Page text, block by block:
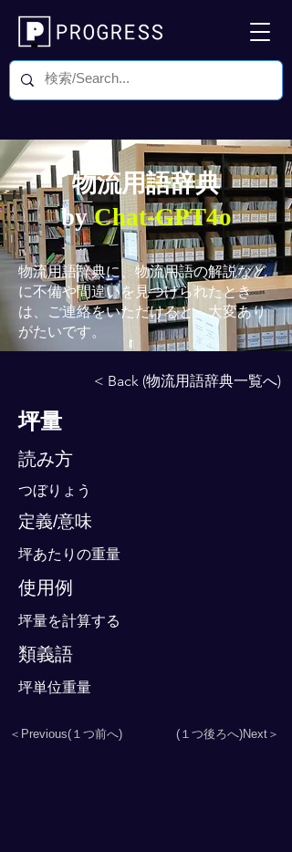
物流用語辞典
byChat-GPT4o
物流用語辞典に、物流用語の解説など
に不備や間違いを見つけられたとき
は、ご連絡をいただけると、大変あり
がたいです。
< Back (物流用語辞典一覧へ)
坪量
読み方
つぼりょう
定義/意味
坪あたりの重量
使用例
坪量を計算する
類義語
坪単位重量
＜Previous(１つ前へ) (１つ後ろへ)Next＞